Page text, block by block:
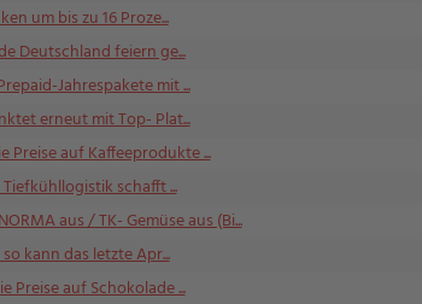
um bis zu 16 Proze...
Deutschland feiern ge...
Jahrespakete mit ...
erneut mit Top- Plat...
Preise auf Kaffeeprodukte ...
schafft ...
aus / TK- Gemüse aus (Bi...
kann das letzte Apr...
auf Schokolade ...